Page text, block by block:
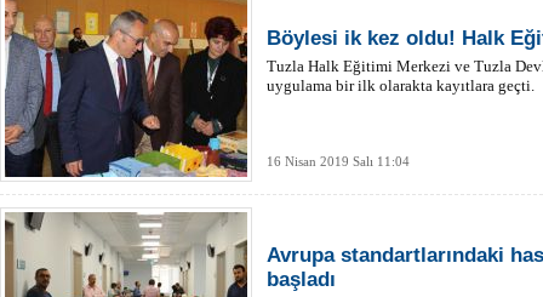
Böylesi ik kez oldu! Halk
Tuzla Halk Eğitimi Merkezi ve Tuzla
uygulama bir ilk olarakta kayıtlara geçti.
16 Nisan 2019 Salı 11:04
Avrupa standartlarındaki
başladı